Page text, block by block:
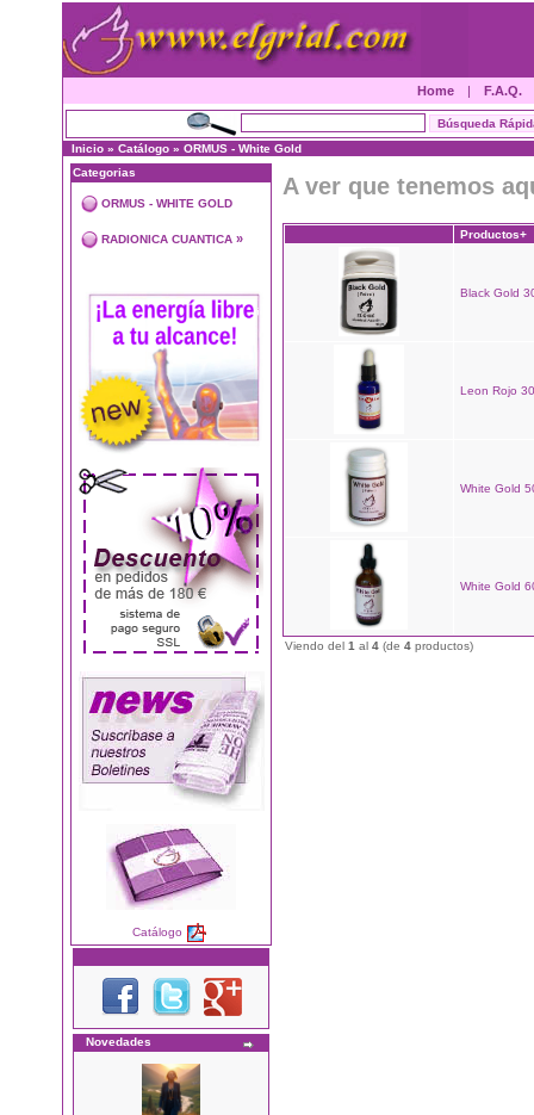
Home | F.A.Q.
Inicio » Catálogo » ORMUS - White Gold
Categorias
ORMUS - WHITE GOLD
RADIONICA CUANTICA »
Catálogo
Novedades
A ver que tenemos
Productos+
Black Gold
Leon Rojo
White Gold
White Gold
Viendo del 1 al 4 (de 4 productos)